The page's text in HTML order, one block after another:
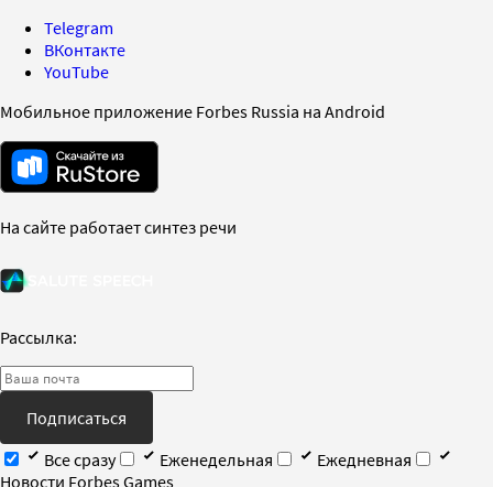
Telegram
ВКонтакте
YouTube
Мобильное приложение Forbes Russia на Android
На сайте работает синтез речи
Рассылка:
Подписаться
Все сразу
Еженедельная
Ежедневная
Новости Forbes Games